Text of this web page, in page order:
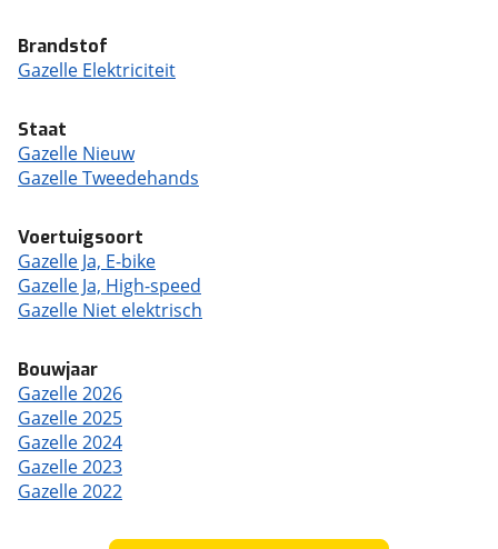
Brandstof
Gazelle Elektriciteit
Staat
Gazelle Nieuw
Gazelle Tweedehands
Voertuigsoort
Gazelle Ja, E-bike
Gazelle Ja, High-speed
Gazelle Niet elektrisch
Bouwjaar
Gazelle 2026
Gazelle 2025
Gazelle 2024
Gazelle 2023
Gazelle 2022